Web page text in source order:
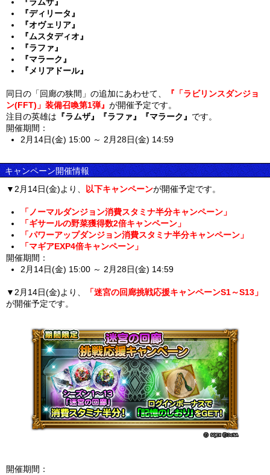
『ディリータ』
『オヴェリア』
『ムスタディオ』
『ラファ』
『マラーク』
『メリアドール』
同日の「回廊の狭間」の追加にあわせて、
『「ラビリンスダンジョ
ン(FFT)」装備召喚第1弾』 が開催予定です。
注目の英雄は 『ラムザ』『ラファ』『マラーク』 です。
開催期間：
2月14日(金) 15:00 ～ 2月28日(金) 14:59
キャンペーン開催情報
▼2月14日(金)より、
以下キャンペーンが開催予定です。
「ノーマルダンジョン消費スタミナ半分キャンペーン」
「ギサールの野菜獲得数2倍キャンペーン」
「パワーアップダンジョン消費スタミナ半分キャンペーン」
「マギアEXP4倍キャンペーン」
開催期間：
2月14日(金) 15:00 ～ 2月28日(金) 14:59
▼2月14日(金)より、
「迷宮の回廊挑戦応援キャンペーンS1～S13」
が開催予定です。
開催期間：